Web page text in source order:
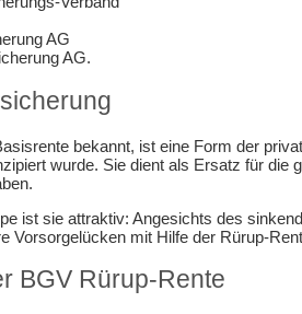
AG
AG.
bekannt, ist eine Form der
wurde. Sie dient als Ersatz für die
ist sie attraktiv: Angesichts des
Vorsorgelücken mit Hilfe der Rürup-
BGV Rürup-Rente